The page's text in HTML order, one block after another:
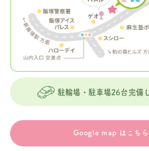
駐輪場・駐車場26台完備
Google map はこちら